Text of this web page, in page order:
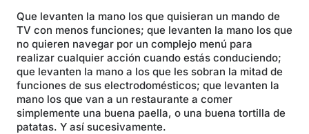
Que levanten la mano los que quisieran un mando de
TV con menos funciones; que levanten la mano los que
no quieren navegar por un complejo menú para
realizar cualquier acción cuando estás conduciendo;
que levanten la mano a los que les sobran la mitad de
funciones de sus electrodomésticos; que levanten la
mano los que van a un restaurante a comer
simplemente una buena paella, o una buena tortilla de
patatas. Y así sucesivamente.